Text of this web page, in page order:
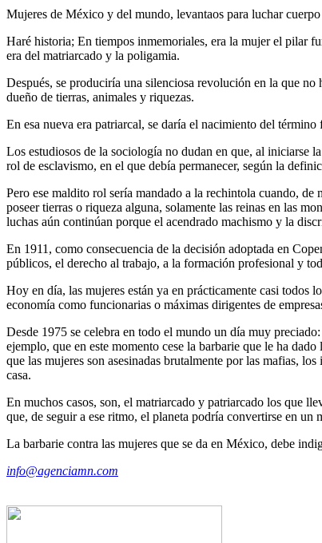
Mujeres de México y del mundo, levantaos para luchar
Haré historia; En tiempos inmemoriales, era la mujer el pilar
era del matriarcado y la poligamia.
Después, se produciría una silenciosa revolución en la que
dueño de tierras, animales y riquezas.
En esa nueva era patriarcal, se daría el nacimiento del
Los estudiosos de la sociología no dudan en que, al iniciarse
rol de esclavismo, en el que debía permanecer, según la
Pero ese maldito rol sería mandado a la rechintola cuando,
poseer tierras o riqueza alguna, solamente las reinas en las
luchas aún continúan porque el acendrado machismo y la
En 1911, como consecuencia de la decisión adoptada en
públicos, el derecho al trabajo, a la formación profesional y
Hoy en día, las mujeres están ya en prácticamente casi todos
economía como funcionarias o máximas dirigentes de
Desde 1975 se celebra en todo el mundo un día muy
ejemplo, que en este momento cese la barbarie que le ha
que las mujeres son asesinadas brutalmente por las mafias,
casa.
En muchos casos, son, el matriarcado y patriarcado los que
que, de seguir a ese ritmo, el planeta podría convertirse en
La barbarie contra las mujeres que se da en México, debe
info@agenciamn.com